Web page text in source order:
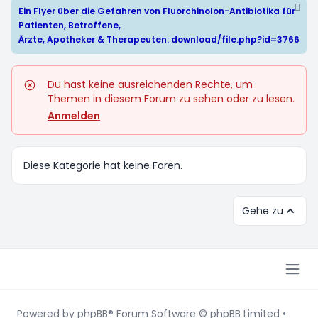
Ein Flyer über die Gefahren von Fluorchinolon-Antibiotika für
Patienten, Betroffene,
Ärzte, Apotheker & Therapeuten: download/file.php?id=3766
Du hast keine ausreichenden Rechte, um
Themen in diesem Forum zu sehen oder zu lesen.
Anmelden
Diese Kategorie hat keine Foren.
Gehe zu
Powered by phpBB® Forum Software © phpBB Limited •